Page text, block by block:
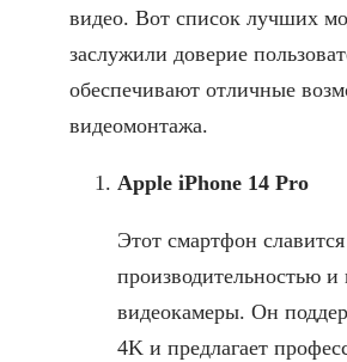
видео. Вот список лучших
заслужили доверие
обеспечивают отличные
видеомонтажа.
Apple iPhone 14 Pro
Этот смартфон
производительностью и
видеокамеры. Он
4K и предлагает